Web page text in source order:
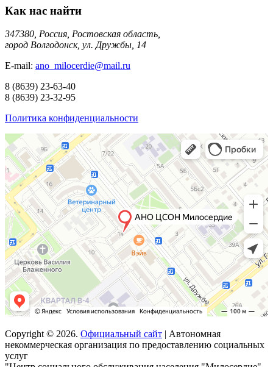
Как нас найти
347380, Россия, Ростовская область,
город Волгодонск, ул. Дружбы, 14
E-mail: ano_milocerdie@mail.ru
8 (8639) 23-63-40
8 (8639) 23-32-95
Политика конфиденциальности
Copyright © 2026. Официальный сайт | Автономная
некоммерческая организация по предоставлению социальных
услуг